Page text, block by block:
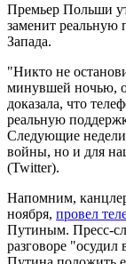
Премьер Польши
заменит реальную
Запада.
"Никто не
минувшей ночью,
доказала, что
реальную
Следующие
войны, но и для
(Twitter).
Напомним,
ноября, провел
Путиным. Пресс-
разговоре